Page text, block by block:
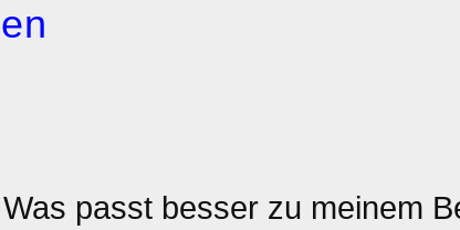
passt besser zu meinem